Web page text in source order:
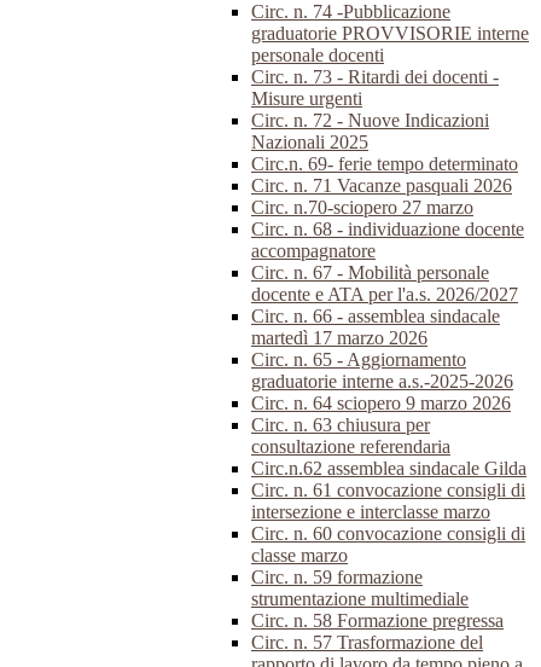
Circ. n. 74 -Pubblicazione
graduatorie PROVVISORIE interne
personale docenti
Circ. n. 73 - Ritardi dei docenti -
Misure urgenti
Circ. n. 72 - Nuove Indicazioni
Nazionali 2025
Circ.n. 69- ferie tempo determinato
Circ. n. 71 Vacanze pasquali 2026
Circ. n.70-sciopero 27 marzo
Circ. n. 68 - individuazione docente
accompagnatore
Circ. n. 67 - Mobilità personale
docente e ATA per l'a.s. 2026/2027
Circ. n. 66 - assemblea sindacale
martedì 17 marzo 2026
Circ. n. 65 - Aggiornamento
graduatorie interne a.s.-2025-2026
Circ. n. 64 sciopero 9 marzo 2026
Circ. n. 63 chiusura per
consultazione referendaria
Circ.n.62 assemblea sindacale Gilda
Circ. n. 61 convocazione consigli di
intersezione e interclasse marzo
Circ. n. 60 convocazione consigli di
classe marzo
Circ. n. 59 formazione
strumentazione multimediale
Circ. n. 58 Formazione pregressa
Circ. n. 57 Trasformazione del